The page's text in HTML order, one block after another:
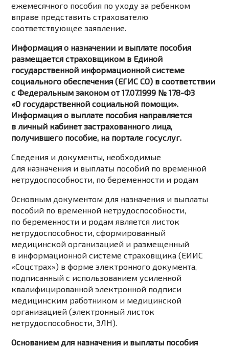
ежемесячного пособия по уходу за ребенком
вправе представить страхователю
соответствующее заявление.
Информация о назначении и выплате пособия
размещается страховщиком в Единой
государственной информационной системе
социального обеспечения (ЕГИС СО) в соответствии
с Федеральным законом от 17.07.1999 № 178-ФЗ
«О государственной социальной помощи».
Информация о выплате пособия направляется
в личный кабинет застрахованного лица,
получившего пособие, на портале госуслуг.
Сведения и документы, необходимые
для назначения и выплаты пособий по временной
нетрудоспособности, по беременности и родам
Основным документом для назначения и выплаты
пособий по временной нетрудоспособности,
по беременности и родам является листок
нетрудоспособности, сформированный
медицинской организацией и размещенный
в информационной системе страховщика (ЕИИС
«Соцстрах») в форме электронного документа,
подписанный с использованием усиленной
квалифицированной электронной подписи
медицинским работником и медицинской
организацией (электронный листок
нетрудоспособности, ЭЛН).
Основанием для назначения и выплаты пособия